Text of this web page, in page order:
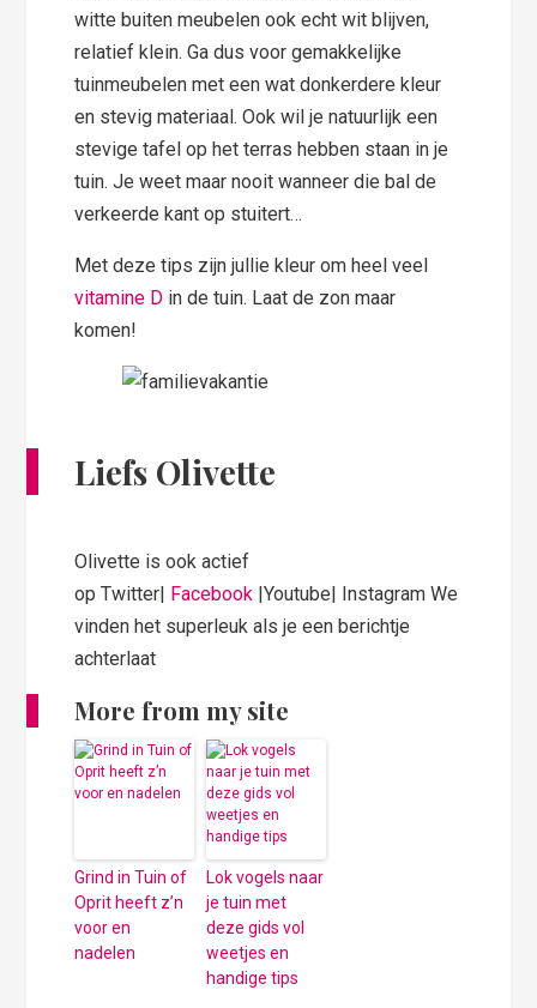
witte buiten meubelen ook echt wit blijven,
relatief klein. Ga dus voor gemakkelijke
tuinmeubelen met een wat donkerdere kleur
en stevig materiaal. Ook wil je natuurlijk een
stevige tafel op het terras hebben staan in je
tuin. Je weet maar nooit wanneer die bal de
verkeerde kant op stuitert…
Met deze tips zijn jullie kleur om heel veel
vitamine D in de tuin. Laat de zon maar
komen!
Liefs Olivette
Olivette is ook actief
op Twitter| Facebook |Youtube| Instagram We
vinden het superleuk als je een berichtje
achterlaat
More from my site
Grind in Tuin of
Oprit heeft z’n
voor en
nadelen
Lok vogels naar
je tuin met
deze gids vol
weetjes en
handige tips